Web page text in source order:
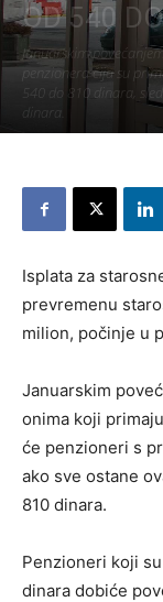
OD 540
Januarskim
penzionera čija su
540 do 810 dinara,
dinara.
Isplata za
prevremenu
milion, počinje u
Januarskim
onima koji
će penzioneri s
ako sve ostane
810 dinara.
Penzioneri koji
dinara dobiće